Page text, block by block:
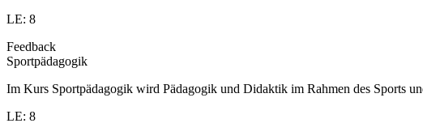
LE: 8
Feedback
Sportpädagogik
Im Kurs Sportpädagogik wird Pädagogik und Didaktik im Rahmen des Sports
LE: 8